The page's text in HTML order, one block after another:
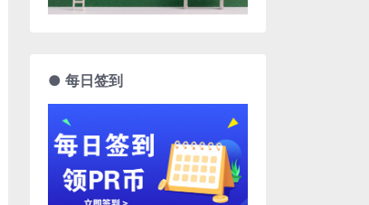
● 每日签到